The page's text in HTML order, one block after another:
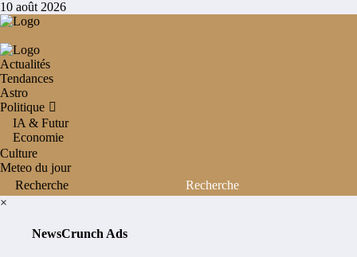
Aller
au
10 août 2026
Actualités
Tendances
Astro
Politique
IA & Futur
Economie
Culture
Meteo du jour
×
NewsCrunch Ads